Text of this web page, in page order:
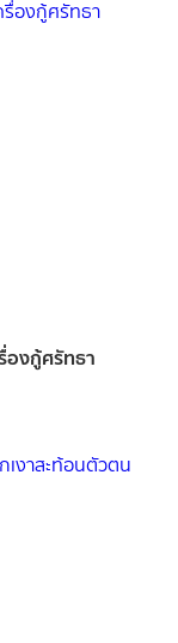
องกู้ศรัทธา